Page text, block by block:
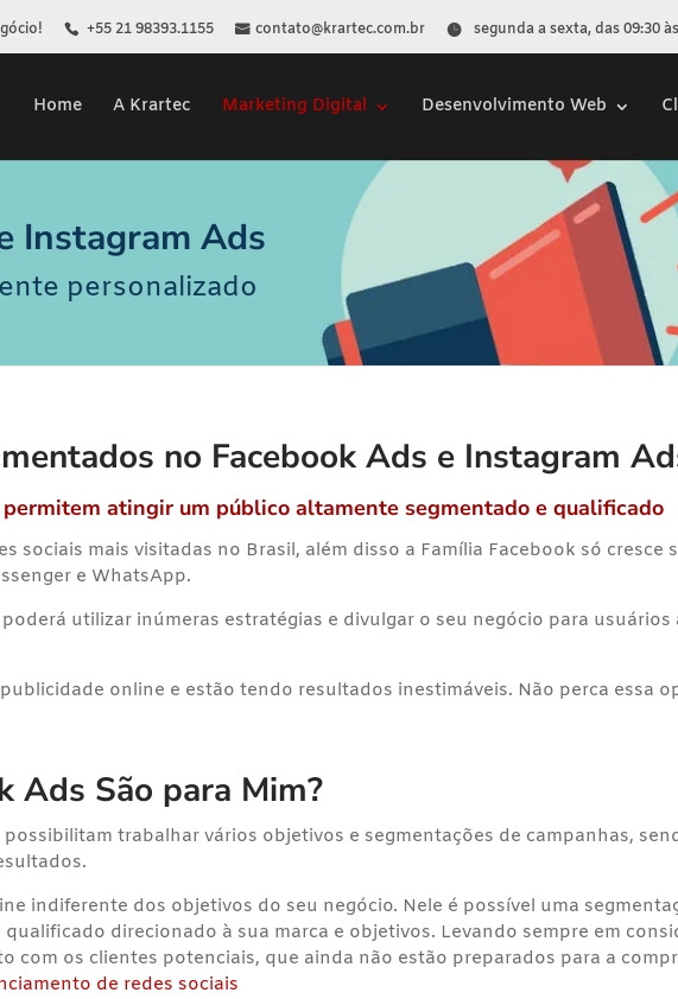
+55 21 98393.1155 contato@krartec.com.br segunda a sexta, das 09:30
Home A Krartec Marketing Digital Desenvolvimento Web
Instagram Ads
personalizado
no Facebook Ads e Instagram
permitem atingir um público altamente segmentado e qualificado
sociais mais visitadas no Brasil, além disso a Família Facebook só cresce
e WhatsApp.
utilizar inúmeras estratégias e divulgar o seu negócio para
online e estão tendo resultados inestimáveis. Não perca essa
Ads São para Mim?
trabalhar vários objetivos e segmentações de campanhas,
indiferente dos objetivos do seu negócio. Nele é possível uma
direcionado à sua marca e objetivos. Levando sempre em
com os clientes potenciais, que ainda não estão preparados para a
de redes sociais